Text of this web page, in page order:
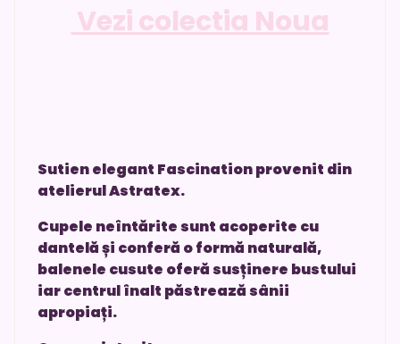
Vezi colectia Noua
Sutien elegant Fascination provenit din
atelierul Astratex.
Cupele neîntărite sunt acoperite cu
dantelă și conferă o formă naturală,
balenele cusute oferă susținere bustului
iar centrul înalt păstrează sânii
apropiați.